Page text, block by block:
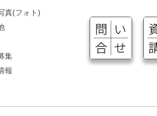
真(フォト)
集
報